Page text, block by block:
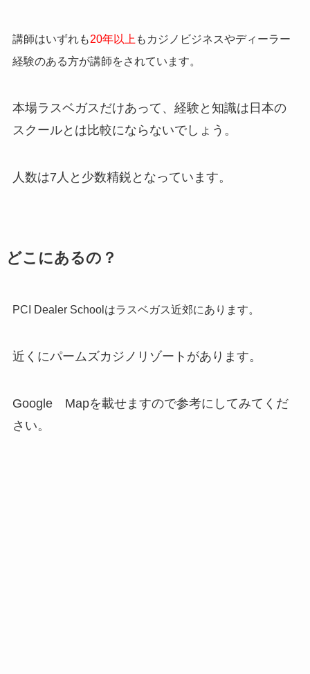
講師はいずれも20年以上 もカジノビジネスやディーラー
経験のある方が講師をされています。
本場ラスベガスだけあって、経験と知識は日本の
スクールとは比較にならないでしょう。
人数は7人と少数精鋭となっています。
どこにあるの？
PCI Dealer Schoolはラスベガス近郊にあります。
近くにパームズカジノリゾートがあります。
Google Mapを載せますので参考にしてみてくだ
さい。